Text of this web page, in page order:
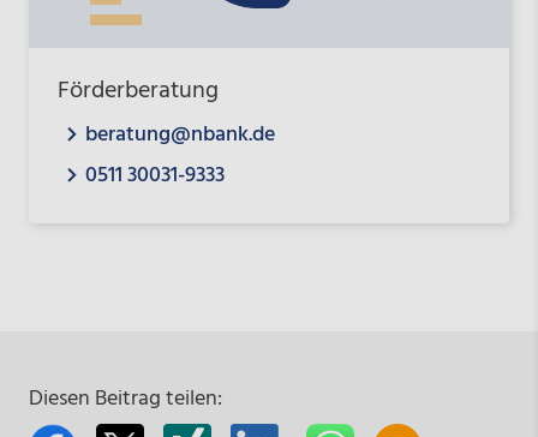
Förderberatung
beratung@nbank.de
0511 30031-9333
Diesen Beitrag teilen: